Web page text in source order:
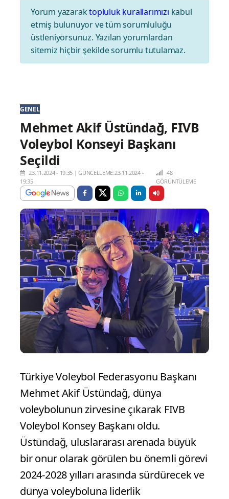
Yorum yazaraktopluluk kurallarımızı kabul
etmiş bulunuyor ve tüm sorumluluğu
üstleniyorsunuz. Yazılan yorumlardan
sitemiz hiçbir şekilde sorumlu tutulamaz.
GENEL
Mehmet Akif Üstündağ, FIVB
Voleybol Konseyi Başkanı
Seçildi
23.11.2024 - 19:35 |GÜNCELLEME:23.11.2024 -
19:35
48
GÖRÜNTÜLEME
Türkiye Voleybol Federasyonu Başkanı
Mehmet Akif Üstündağ, dünya
voleybolunun zirvesine çıkarak FIVB
Voleybol Konsey Başkanı oldu.
Üstündağ, uluslararası arenada büyük
bir onur olarak görülen bu önemli görevi
2024-2028 yılları arasında sürdürecek ve
dünya voleyboluna liderlik